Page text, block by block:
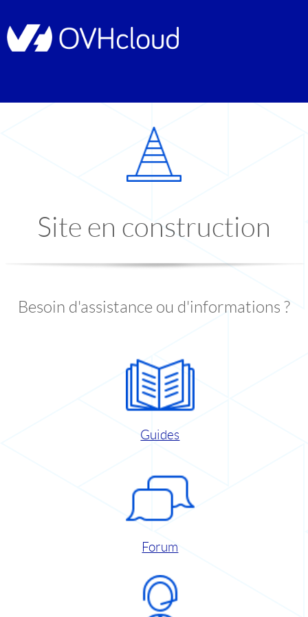
Site en construction
Besoin d'assistance ou d'informations ?
Guides
Forum